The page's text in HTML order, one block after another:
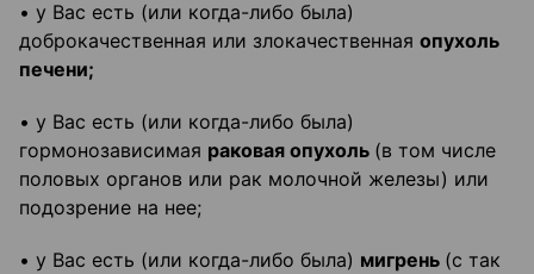
• у Вас есть (или когда-либо была)
доброкачественная или злокачественная опухоль
печени;
• у Вас есть (или когда-либо была)
гормонозависимая раковая опухоль (в том числе
половых органов или рак молочной железы) или
подозрение на нее;
• у Вас есть (или когда-либо была) мигрень (с так